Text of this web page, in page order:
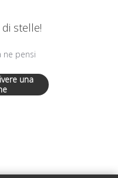
stelle!
ne pensi
una